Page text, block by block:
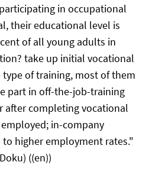
in occupational
their educational level is
of all young adults in
take up initial vocational
of training, most of them
part in off-the-job-training
after completing vocational
in-company
higher employment rates."
((en))